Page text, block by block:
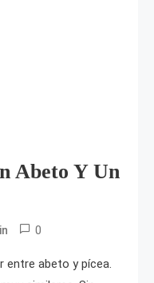
Abeto Y Un
0
entre abeto y pícea.